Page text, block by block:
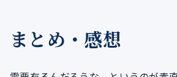
まとめ・感想